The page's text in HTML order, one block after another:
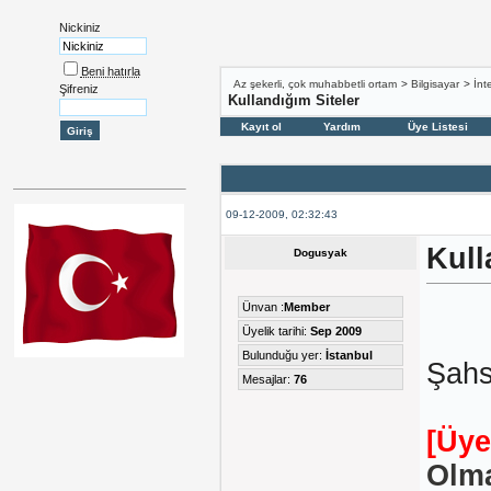
Nickiniz
Beni hatırla
Şifreniz
Az şekerli, çok muhabbetli ortam > Bilgisayar >
Kullandığım Siteler
Kayıt ol Yardım Üye Listesi
09-12-2009, 02:32:43
Dogusyak
Ünvan :Member
Üyelik tarihi: Sep 2009
Bulunduğu yer: İstanbul
Mesajlar: 76